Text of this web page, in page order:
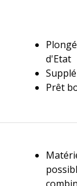
d'Etat
Prêt